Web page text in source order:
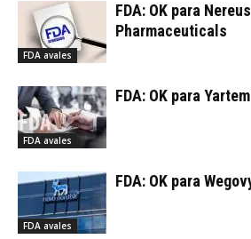
FDA avales
FDA: OK para
Pharmaceuticals
FDA avales
FDA: OK para
FDA avales
FDA: OK para